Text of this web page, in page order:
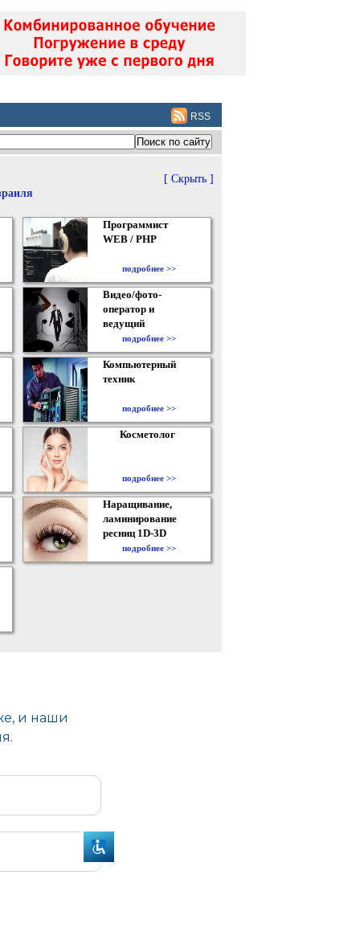
RSS
[ Скрыть ]
Программист
WEB / PHP
подробнее >>
Видео/фото-
оператор и
ведущий
подробнее >>
Компьютерный
техник
подробнее >>
Косметолог
подробнее >>
Наращивание,
ламинирование
ресниц 1D-3D
подробнее >>